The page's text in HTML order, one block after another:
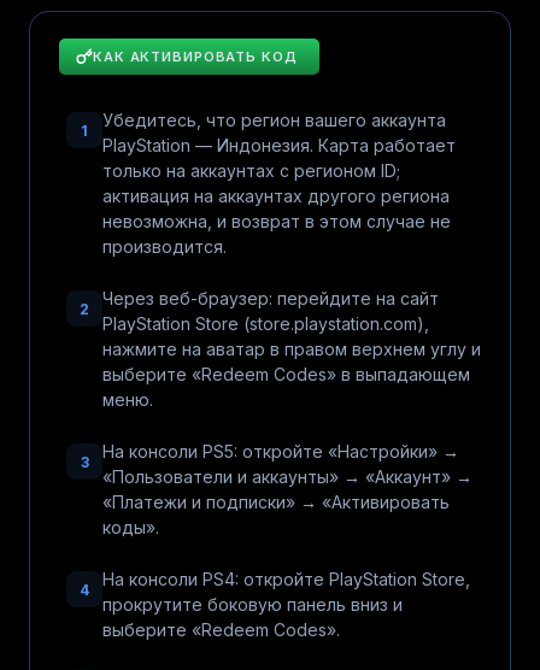
КАК АКТИВИРОВАТЬ КОД
1
Убедитесь, что регион вашего аккаунта
PlayStation — Индонезия. Карта работает
только на аккаунтах с регионом ID;
активация на аккаунтах другого региона
невозможна, и возврат в этом случае не
производится.
2
Через веб-браузер: перейдите на сайт
PlayStation Store (store.playstation.com),
нажмите на аватар в правом верхнем углу и
выберите «Redeem Codes» в выпадающем
меню.
3
На консоли PS5: откройте «Настройки» →
«Пользователи и аккаунты» → «Аккаунт» →
«Платежи и подписки» → «Активировать
коды».
4
На консоли PS4: откройте PlayStation Store,
прокрутите боковую панель вниз и
выберите «Redeem Codes».